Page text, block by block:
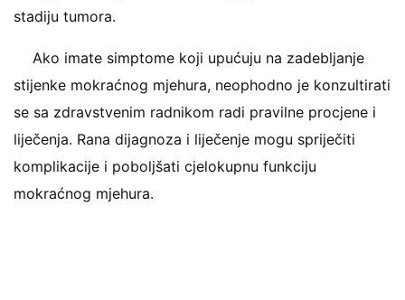
stadiju tumora.
Ako imate simptome koji upućuju na zadebljanje
stijenke mokraćnog mjehura, neophodno je konzultirati
se sa zdravstvenim radnikom radi pravilne procjene i
liječenja. Rana dijagnoza i liječenje mogu spriječiti
komplikacije i poboljšati cjelokupnu funkciju
mokraćnog mjehura.